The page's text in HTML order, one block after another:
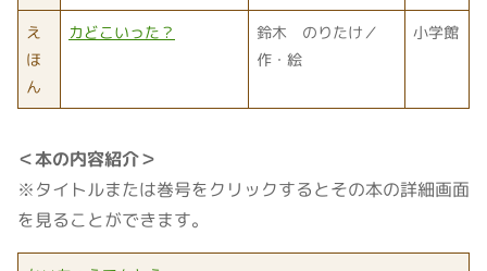
え
ほ
ん
カどこいった？
鈴木 のりたけ／
作・絵
小学館
＜本の内容紹介＞
※タイトルまたは巻号をクリックするとその本の詳細画面
を見ることができます。